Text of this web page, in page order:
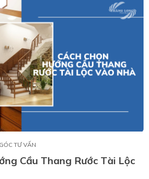
GÓC TƯ VẤN
Cầu Thang Rước Tài Lộc